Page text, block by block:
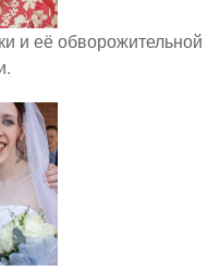
и её обворожительной